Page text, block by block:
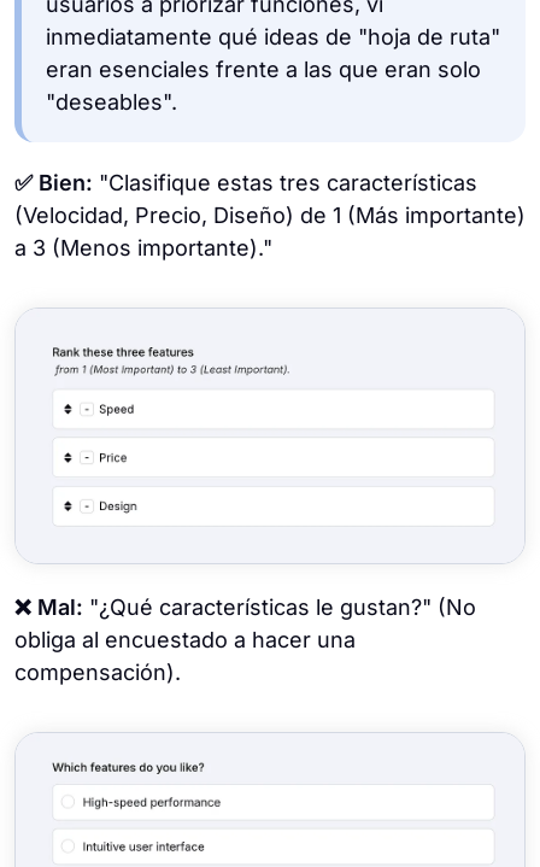
inmediatamente qué ideas de "hoja de ruta"
eran esenciales frente a las que eran solo
"deseables".
✅ Bien: "Clasifique estas tres características
(Velocidad, Precio, Diseño) de 1 (Más importante)
a 3 (Menos importante)."
❌ Mal: "¿Qué características le gustan?" (No
obliga al encuestado a hacer una
compensación).